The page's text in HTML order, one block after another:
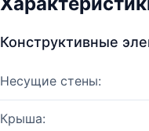
Конструктивные
Несущие стены:
Крыша: